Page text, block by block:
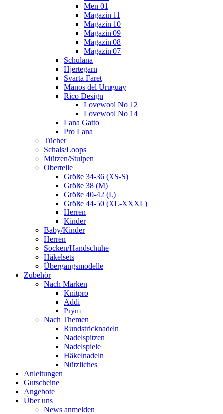
Men 01
Magazin 11
Magazin 10
Magazin 09
Magazin 08
Magazin 07
Schulana
Hjertegarn
Svarta Faret
Manos del Uruguay
Rico Design
Lovewool No 12
Lovewool No 14
Lana Gatto
Pro Lana
Tücher
Schals/Loops
Mützen/Stulpen
Oberteile
Größe 34-36 (XS-S)
Größe 38 (M)
Größe 40-42 (L)
Größe 44-50 (XL-XXXL)
Herren
Kinder
Baby/Kinder
Herren
Socken/Handschuhe
Häkelsets
Übergangsmodelle
Zubehör
Nach Marken
Knitpro
Addi
Prym
Nach Themen
Rundstricknadeln
Nadelspitzen
Nadelspiele
Häkelnadeln
Nützliches
Anleitungen
Gutscheine
Angebote
Über uns
News anmelden